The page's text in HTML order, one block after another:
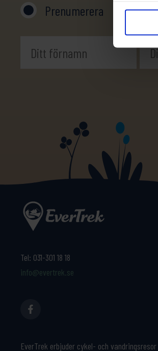
Prenumerera
Tel: 031-301 18 18
info@evertrek.se
EverTrek erbjuder cykel- och